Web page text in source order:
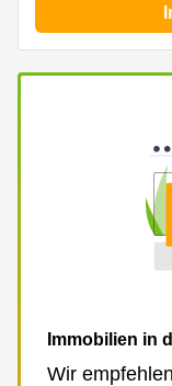
Immobilien in
Wir